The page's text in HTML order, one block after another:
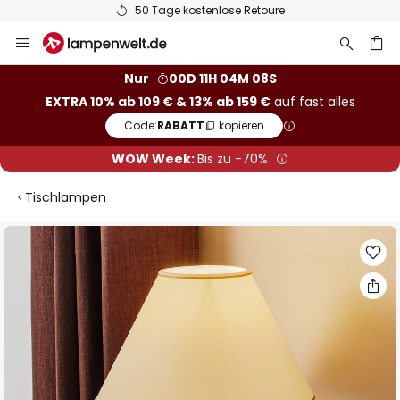
50 Tage kostenlose Retoure
Inhalt
Nur
00D 11H 04M 07S
EXTRA 10% ab 109 € & 13% ab 159 €auf fast alles
Code:RABATT kopieren
WOW Week:Bis zu -70%
Tischlampen
Zum
Ende
Bildgalerie
springen